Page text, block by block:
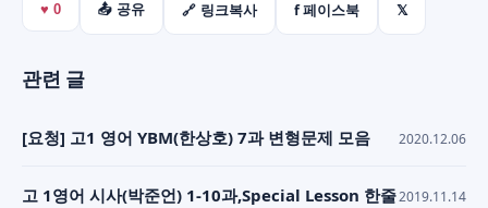
♥ 0 📤 공유 🔗 링크복사 f 페이스북 𝕏
관련 글
[요청] 고1 영어 YBM(한상호) 7과 변형문제 모음 2020.12.06
고 1영어 시사(박준언) 1-10과,Special Lesson 한줄2019.11.14